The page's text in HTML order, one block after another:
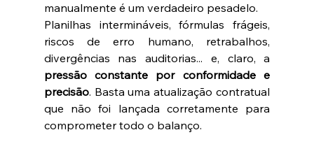
manualmente é um verdadeiro pesadelo.
Planilhas intermináveis, fórmulas frágeis,
riscos de erro humano, retrabalhos,
pressão constante por conformidade e
precisão. Basta uma atualização contratual
que não foi lançada corretamente para
comprometer todo o balanço.